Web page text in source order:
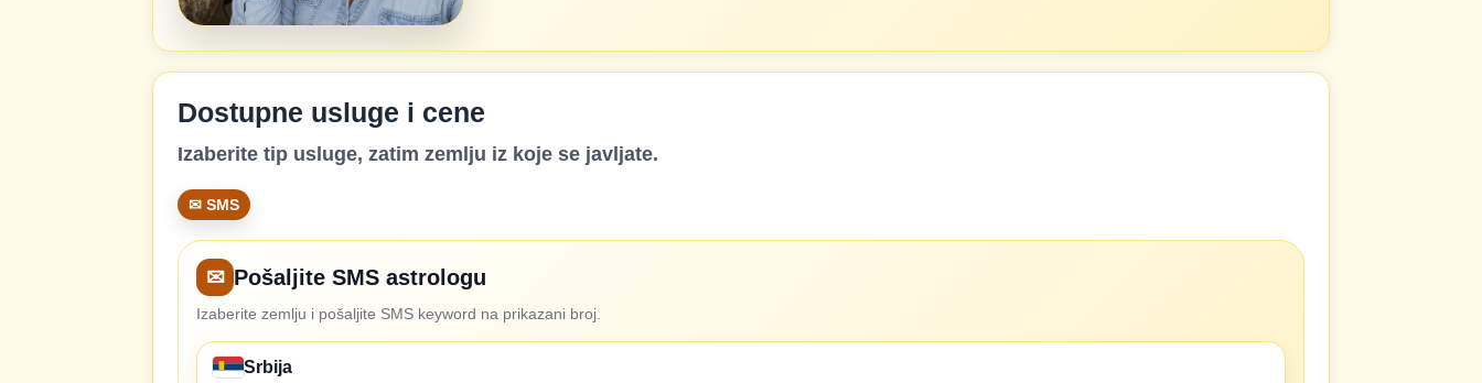
Dostupne usluge i cene
Izaberite tip usluge, zatim zemlju iz koje se javljate.
✉ SMS
✉ Pošaljite SMS astrologu
Izaberite zemlju i pošaljite SMS keyword na prikazani broj.
Srbija